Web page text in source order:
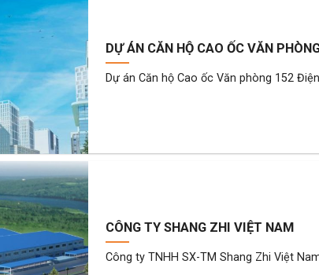
DỰ ÁN CĂN HỘ CAO ỐC VĂN
Dự án Căn hộ Cao ốc Văn phòng 152
CÔNG TY SHANG ZHI VIỆT NAM
Công ty TNHH SX-TM Shang Zhi Việt